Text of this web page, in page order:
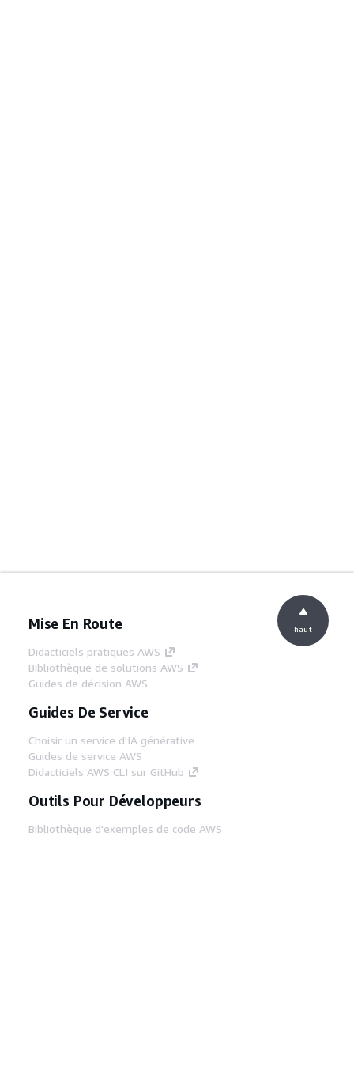
Mise En Route
Didacticiels pratiques AWS
Bibliothèque de solutions AWS
Guides de décision AWS
Guides De Service
Choisir un service d'IA générative
Guides de service AWS
Didacticiels AWS CLI sur GitHub
Outils Pour Développeurs
Bibliothèque d'exemples de code AWS
haut